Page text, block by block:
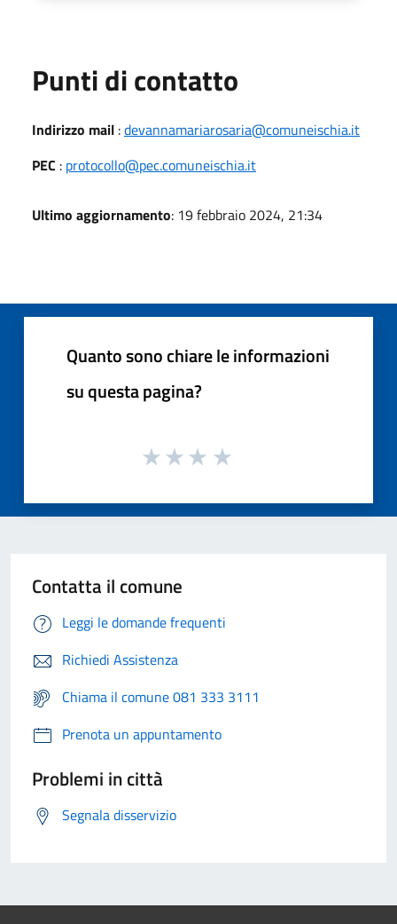
Punti di contatto
Indirizzo mail :devannamariarosaria@comuneischia.it
PEC : protocollo@pec.comuneischia.it
Ultimo aggiornamento: 19 febbraio 2024, 21:34
Quanto sono chiare le informazioni
su questa pagina?
Contatta il comune
Leggi le domande frequenti
Richiedi Assistenza
Chiama il comune 081 333 3111
Prenota un appuntamento
Problemi in città
Segnala disservizio